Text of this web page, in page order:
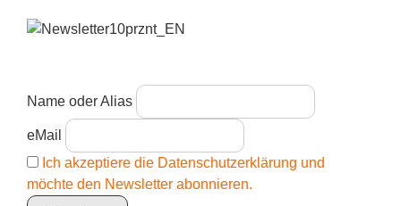
Name oder Alias
eMail
Ich akzeptiere die Datenschutzerklärung und
möchte den Newsletter abonnieren.